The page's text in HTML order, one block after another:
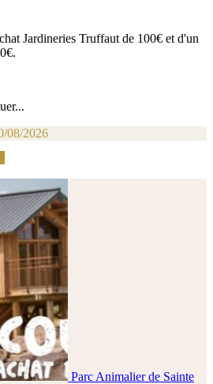
Jardineries Truffaut de 100€ et d'un
08/2026
Parc Animalier de Sainte